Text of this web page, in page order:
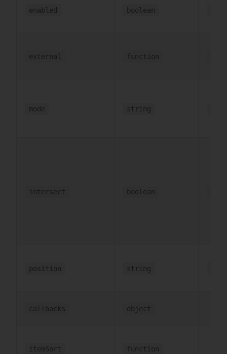
enabled boolean
external function
mode string
intersect boolean
position string
callbacks object
itemSort function